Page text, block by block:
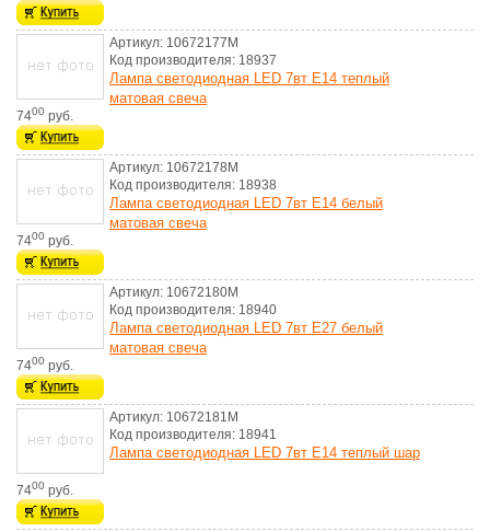
7400 руб.
Артикул: 10672177M
Код производителя: 18937
Лампа светодиодная LED 7вт E14 теплый
матовая свеча
7400 руб.
Артикул: 10672178M
Код производителя: 18938
Лампа светодиодная LED 7вт E14 белый
матовая свеча
7400 руб.
Артикул: 10672180M
Код производителя: 18940
Лампа светодиодная LED 7вт E27 белый
матовая свеча
7400 руб.
Артикул: 10672181M
Код производителя: 18941
Лампа светодиодная LED 7вт E14 теплый шар